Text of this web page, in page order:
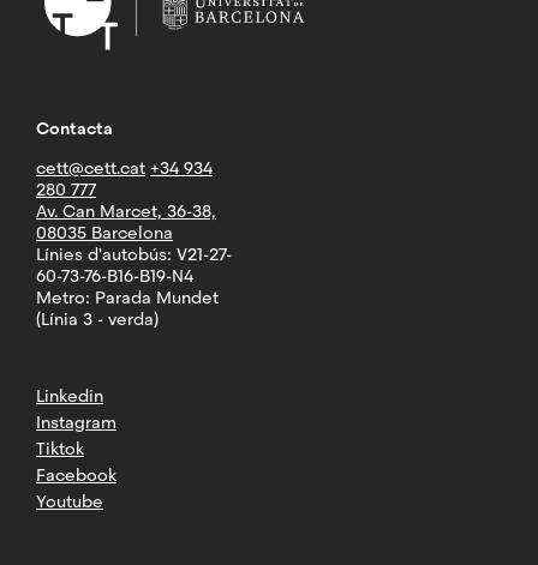
Contacta
cett@cett.cat +34 934
280 777
Av. Can Marcet, 36-38,
08035 Barcelona
Línies d'autobús: V21-27-
60-73-76-B16-B19-N4
Metro: Parada Mundet
(Línia 3 - verda)
Linkedin
Instagram
Tiktok
Facebook
Youtube